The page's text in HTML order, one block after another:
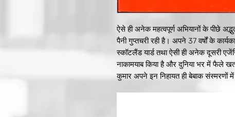
ऐसे ही अनेक महत्वपूर्ण अभियानों के पीछे
पैनी गुप्तचरी रही है। अपने 37 वर्षों के
स्कॉटलैंड यार्ड तथा ऐसी ही अनेक दूसरी
नाकामयाब किया है और दुनिया भर में फैले
कुमार अपने इन निहायत ही बेबाक
बेकाबू डॉन अब्दुल लतीफ की गिरफ्तारी,
खूंखार आतंकवादी जगतार सिंह तारा की